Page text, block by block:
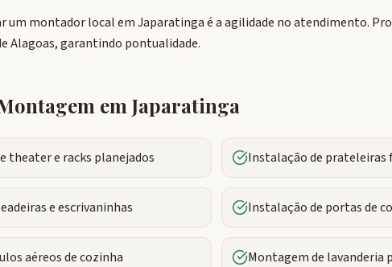
um montador local em Japaratinga é a agilidade no atendimento.
Alagoas, garantindo pontualidade.
em Japaratinga
theater e racks planejados Instalação de prateleiras
e escrivaninhas Instalação de portas de
aéreos de cozinha Montagem de lavanderia